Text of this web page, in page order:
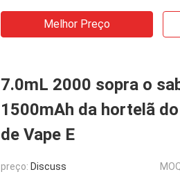
Melhor Preço
7.0mL 2000 sopra o
1500mAh da hortelã
de Vape E
preço: Discuss